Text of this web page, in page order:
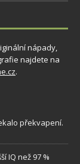
nápady,
najdete na
.
překvapení.
IQ než 97 %